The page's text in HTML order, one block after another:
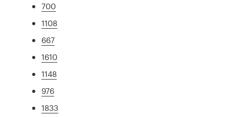
700
1108
667
1610
1148
976
1833